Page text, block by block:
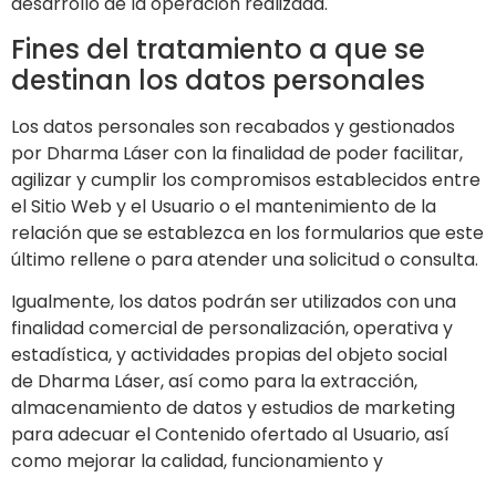
Fines del tratamiento a que se
destinan los datos personales
Los datos personales son recabados y gestionados
por Dharma Lásercon la finalidad de poder facilitar,
agilizar y cumplir los compromisos establecidos entre
el Sitio Web y el Usuario o el mantenimiento de la
relación que se establezca en los formularios que este
último rellene o para atender una solicitud o consulta.
Igualmente, los datos podrán ser utilizados con una
finalidad comercial de personalización, operativa y
estadística, y actividades propias del objeto social
de Dharma Láser, así como para la extracción,
almacenamiento de datos y estudios de marketing
para adecuar el Contenido ofertado al Usuario, así
como mejorar la calidad, funcionamiento y